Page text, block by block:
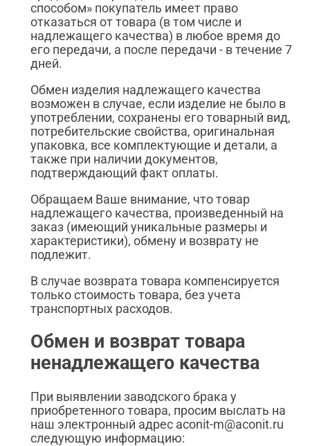
способом» покупатель имеет право
отказаться от товара (в том числе и
надлежащего качества) в любое время до
его передачи, а после передачи - в течение 7
дней.
Обмен изделия надлежащего качества
возможен в случае, если изделие не было в
употреблении, сохранены его товарный вид,
потребительские свойства, оригинальная
упаковка, все комплектующие и детали, а
также при наличии документов,
подтверждающий факт оплаты.
Обращаем Ваше внимание, что товар
надлежащего качества, произведенный на
заказ (имеющий уникальные размеры и
характеристики), обмену и возврату не
подлежит.
В случае возврата товара компенсируется
только стоимость товара, без учета
транспортных расходов.
Обмен и возврат товара
ненадлежащего качества
При выявлении заводского брака у
приобретенного товара, просим выслать на
наш электронный адрес aconit-m@aconit.ru
следующую информацию: